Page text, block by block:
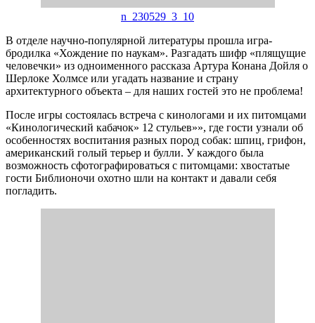
n_230529_3_10
В отделе научно-популярной литературы прошла игра-
бродилка «Хождение по наукам». Разгадать шифр «плящущие
человечки» из одноименного рассказа Артура Конана Дойля о
Шерлоке Холмсе или угадать название и страну
архитектурного объекта – для наших гостей это не проблема!
После игры состоялась встреча с кинологами и их питомцами
«Кинологический кабачок» 12 стульев»», где гости узнали об
особенностях воспитания разных пород собак: шпиц, грифон,
американский голый терьер и булли. У каждого была
возможность сфотографироваться с питомцами: хвостатые
гости Библионочи охотно шли на контакт и давали себя
погладить.